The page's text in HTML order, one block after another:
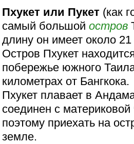
Пхукет или Пукет (как
самый большойостров
длину он имеет около 21
Остров Пхукет
побережье южного
километрах от Бангкока.
Пхукет плавает в
соединен с
поэтому приехать на
земле.